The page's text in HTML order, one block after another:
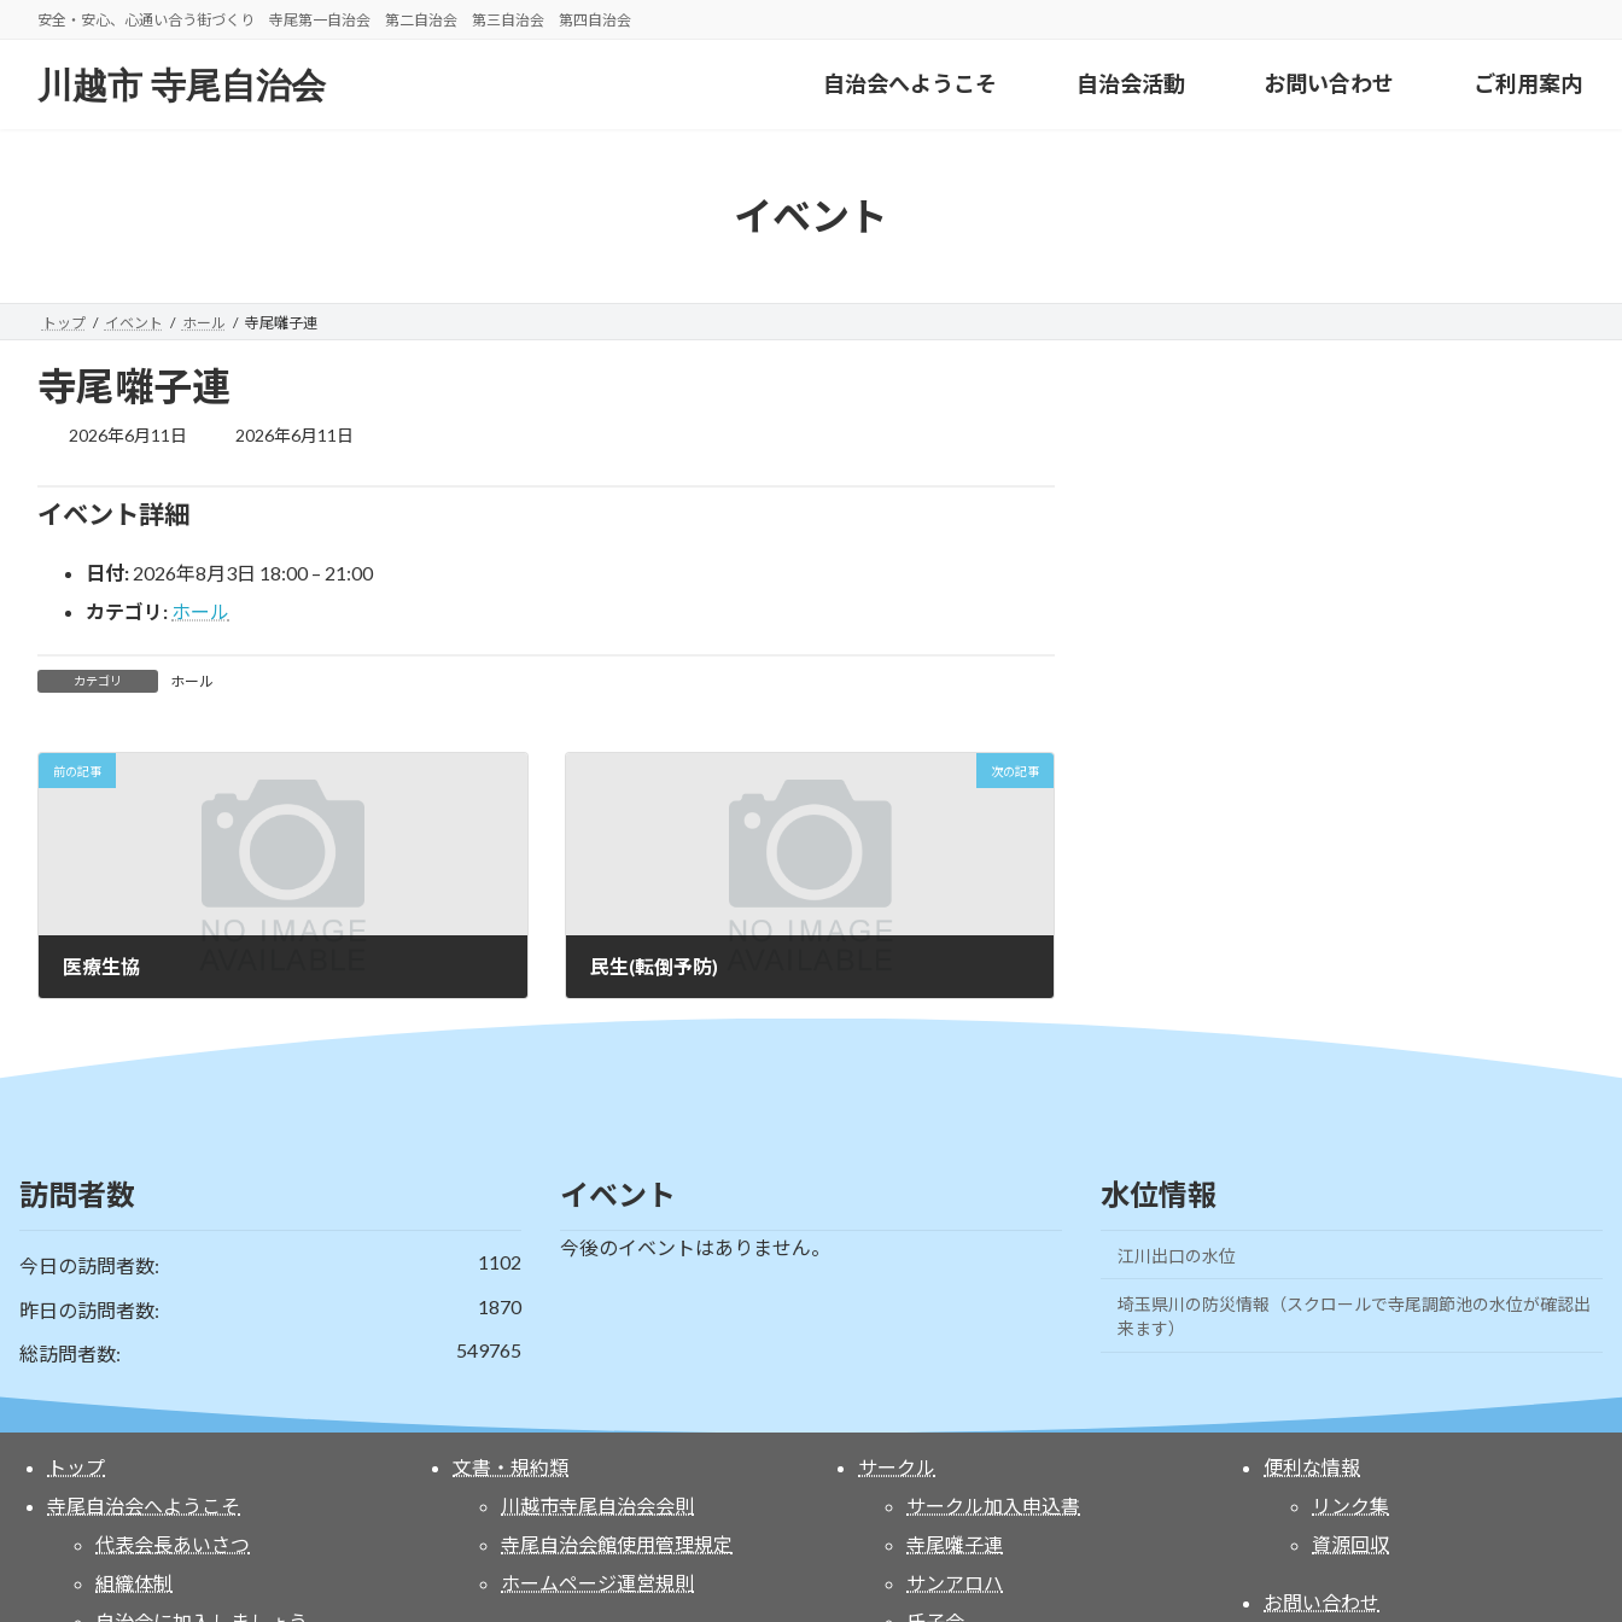
安全・安心、心通い合う街づくり 寺尾第一自治会 第二自治会 第三自治会 第四自治会
川越市 寺尾自治会 自治会へようこそ 自治会活動 お問い合わせ ご利用案内
イベント
トップ イベント ホール 寺尾囃子連
寺尾囃子連
2026年6月11日
最
:
2026年6月11日
イベント詳細
日付: 2026年8月3日 18:00– 21:00
カテゴリ: ホール
カテゴリ ホール
前の記事
医療生協
次の記事
民生(転倒予防)
2026年6月11日
訪問者数
1102
今日の訪問者数:
1870
昨日の訪問者数:
549765
総訪問者数:
イベント
今後のイベントはありません。
水位情報
江川出口の水位
埼玉県川の防災情報（スクロールで寺尾調節池の水位が確認出
来ます）
トップ
寺尾自治会へようこそ
代表会長あいさつ
組織体制
文書・規約類
川越市寺尾自治会会則
寺尾自治会館使用管理規定
ホームページ運営規則
サークル
サークル加入申込書
寺尾囃子連
サンアロハ
便利な情報
リンク集
資源回収
お問い合わせ